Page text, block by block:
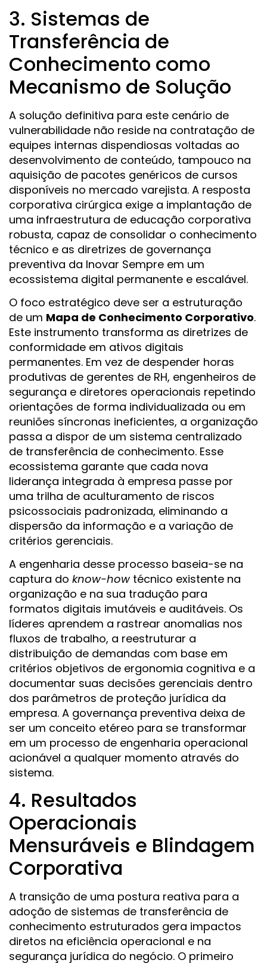
3. Sistemas de
Transferência de
Conhecimento como
Mecanismo de Solução
A solução definitiva para este cenário de
vulnerabilidade não reside na contratação de
equipes internas dispendiosas voltadas ao
desenvolvimento de conteúdo, tampouco na
aquisição de pacotes genéricos de cursos
disponíveis no mercado varejista. A resposta
corporativa cirúrgica exige a implantação de
uma infraestrutura de educação corporativa
robusta, capaz de consolidar o conhecimento
técnico e as diretrizes de governança
preventiva da Inovar Sempre em um
ecossistema digital permanente e escalável.
O foco estratégico deve ser a estruturação
de um Mapa de Conhecimento Corporativo.
Este instrumento transforma as diretrizes de
conformidade em ativos digitais
permanentes. Em vez de despender horas
produtivas de gerentes de RH, engenheiros de
segurança e diretores operacionais repetindo
orientações de forma individualizada ou em
reuniões síncronas ineficientes, a organização
passa a dispor de um sistema centralizado
de transferência de conhecimento. Esse
ecossistema garante que cada nova
liderança integrada à empresa passe por
uma trilha de aculturamento de riscos
psicossociais padronizada, eliminando a
dispersão da informação e a variação de
critérios gerenciais.
A engenharia desse processo baseia-se na
captura do know-howtécnico existente na
organização e na sua tradução para
formatos digitais imutáveis e auditáveis. Os
líderes aprendem a rastrear anomalias nos
fluxos de trabalho, a reestruturar a
distribuição de demandas com base em
critérios objetivos de ergonomia cognitiva e a
documentar suas decisões gerenciais dentro
dos parâmetros de proteção jurídica da
empresa. A governança preventiva deixa de
ser um conceito etéreo para se transformar
em um processo de engenharia operacional
acionável a qualquer momento através do
sistema.
4. Resultados
Operacionais
Mensuráveis e Blindagem
Corporativa
A transição de uma postura reativa para a
adoção de sistemas de transferência de
conhecimento estruturados gera impactos
diretos na eficiência operacional e na
segurança jurídica do negócio. O primeiro